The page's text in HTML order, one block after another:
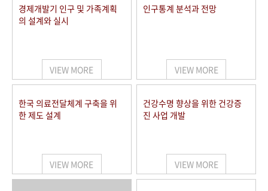
경제개발기 인구 및 가족계획
의 설계와 실시
VIEW MORE
인구통계 분석과 전망
VIEW MORE
한국 의료전달체계 구축을 위
한 제도 설계
VIEW MORE
건강수명 향상을 위한 건강증
진 사업 개발
VIEW MORE